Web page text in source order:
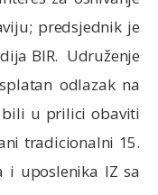
predsjednik je
BIR. Udruženje
odlazak na
bili u prilici obaviti
tradicionalni 15.
i uposlenika IZ sa